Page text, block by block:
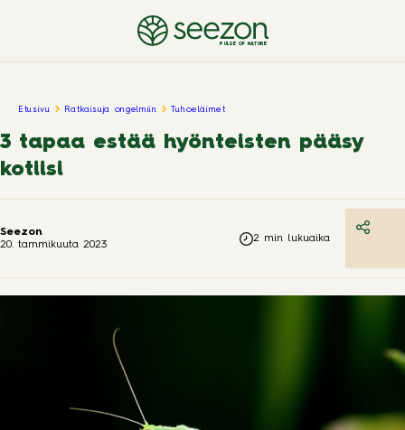
PULSE OF NATURE
Etusivu Ratkaisuja ongelmiin Tuhoeläimet
3 tapaa estää hyönteisten pääsy
kotiisi
Seezon
20. tammikuuta 2023
2 min lukuaika